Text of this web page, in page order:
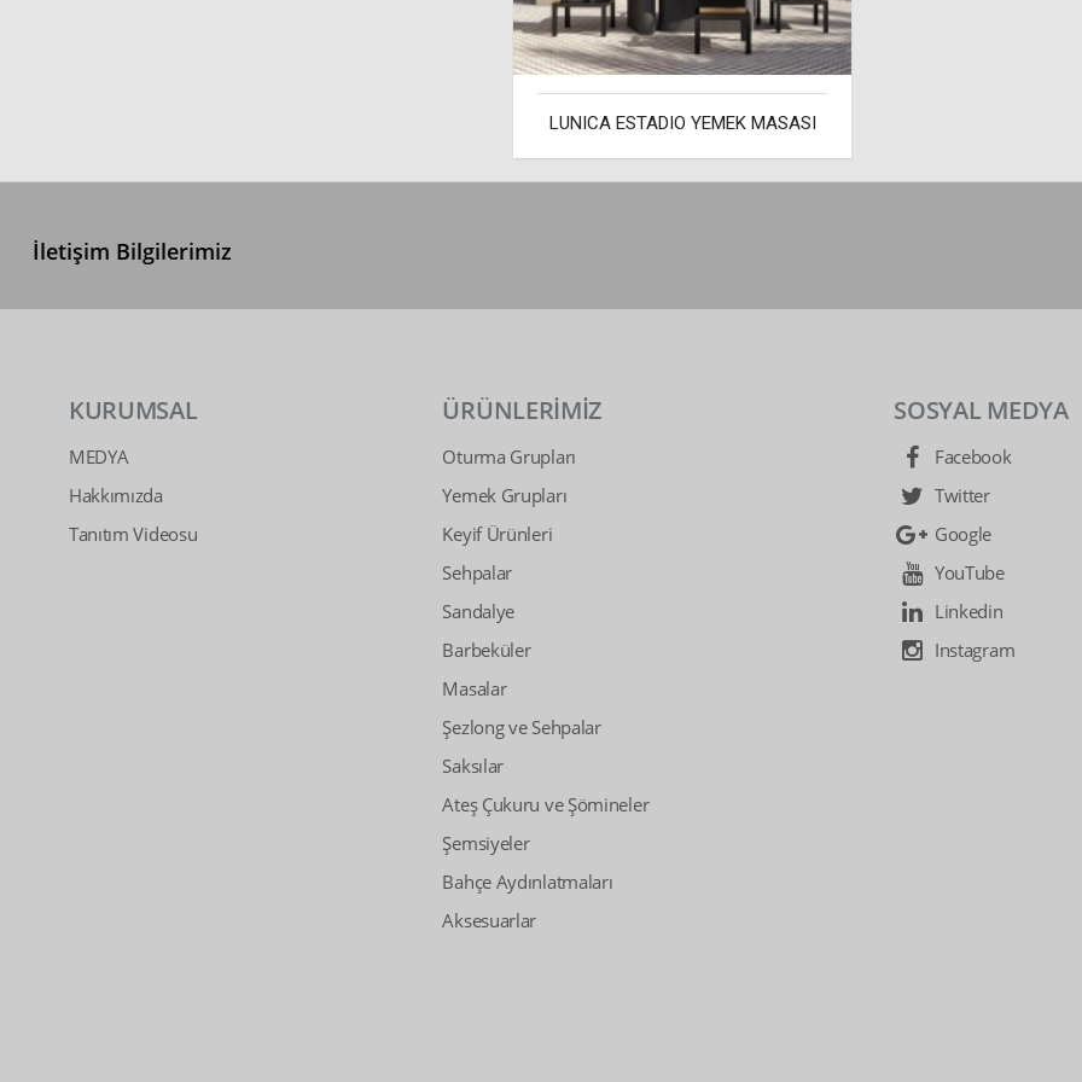
LUNICA ESTADIO YEMEK MASASI
İletişim Bilgilerimiz
KURUMSAL
MEDYA
Hakkımızda
Tanıtım Videosu
ÜRÜNLERİMİZ
Oturma Grupları
Yemek Grupları
Keyif Ürünleri
Sehpalar
Sandalye
Barbeküler
Masalar
Şezlong ve Sehpalar
Saksılar
Ateş Çukuru ve Şömineler
Şemsiyeler
Bahçe Aydınlatmaları
Aksesuarlar
SOSYAL MEDYA
Facebook
Twitter
Google
YouTube
Linkedin
Instagram